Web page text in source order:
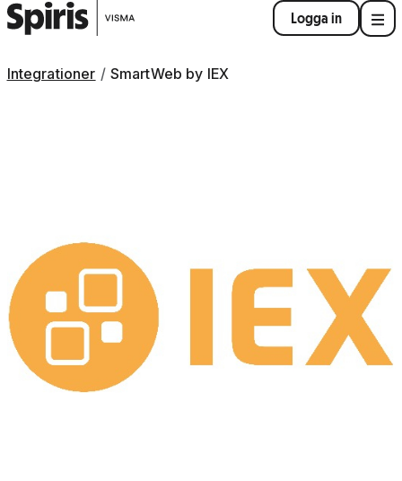
Logga in
Integrationer SmartWeb by IEX